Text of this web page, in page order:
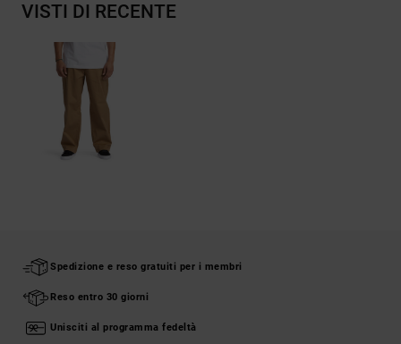
VISTI DI RECENTE
Spedizione e reso gratuiti per i membri
Reso entro 30 giorni
Unisciti al programma fedeltà